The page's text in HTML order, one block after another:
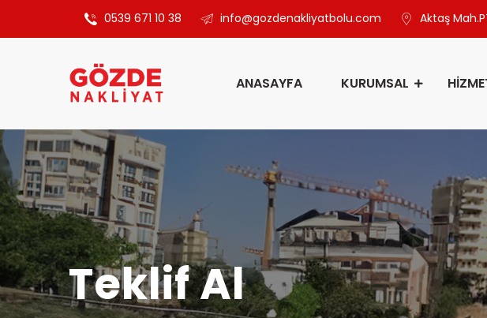
0539 671 10 38 info@gozdenakliyatbolu.com Aktaş
ANASAYFA KURUMSAL
Teklif Al